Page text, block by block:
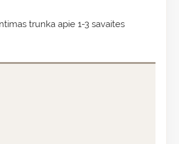
trunka apie 1-3 savaites